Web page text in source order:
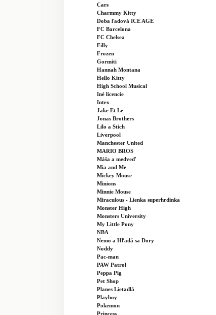
Cars
Charmmy Kitty
Doba ľadová ICE AGE
FC Barcelona
FC Chelsea
Filly
Frozen
Gormiti
Hannah Montana
Hello Kitty
High School Musical
Iné licencie
Intex
Jake Et Le
Jonas Brothers
Lilo a Stich
Liverpool
Manchester United
MARIO BROS
Máša a medveď
Mia and Me
Mickey Mouse
Minions
Minnie Mouse
Miraculous - Lienka superhrdinka
Monster High
Monsters University
My Little Pony
NBA
Nemo a Hľadá sa Dory
Noddy
Pac-man
PAW Patrol
Peppa Pig
Pet Shop
Planes Lietadlá
Playboy
Pokemon
Princess